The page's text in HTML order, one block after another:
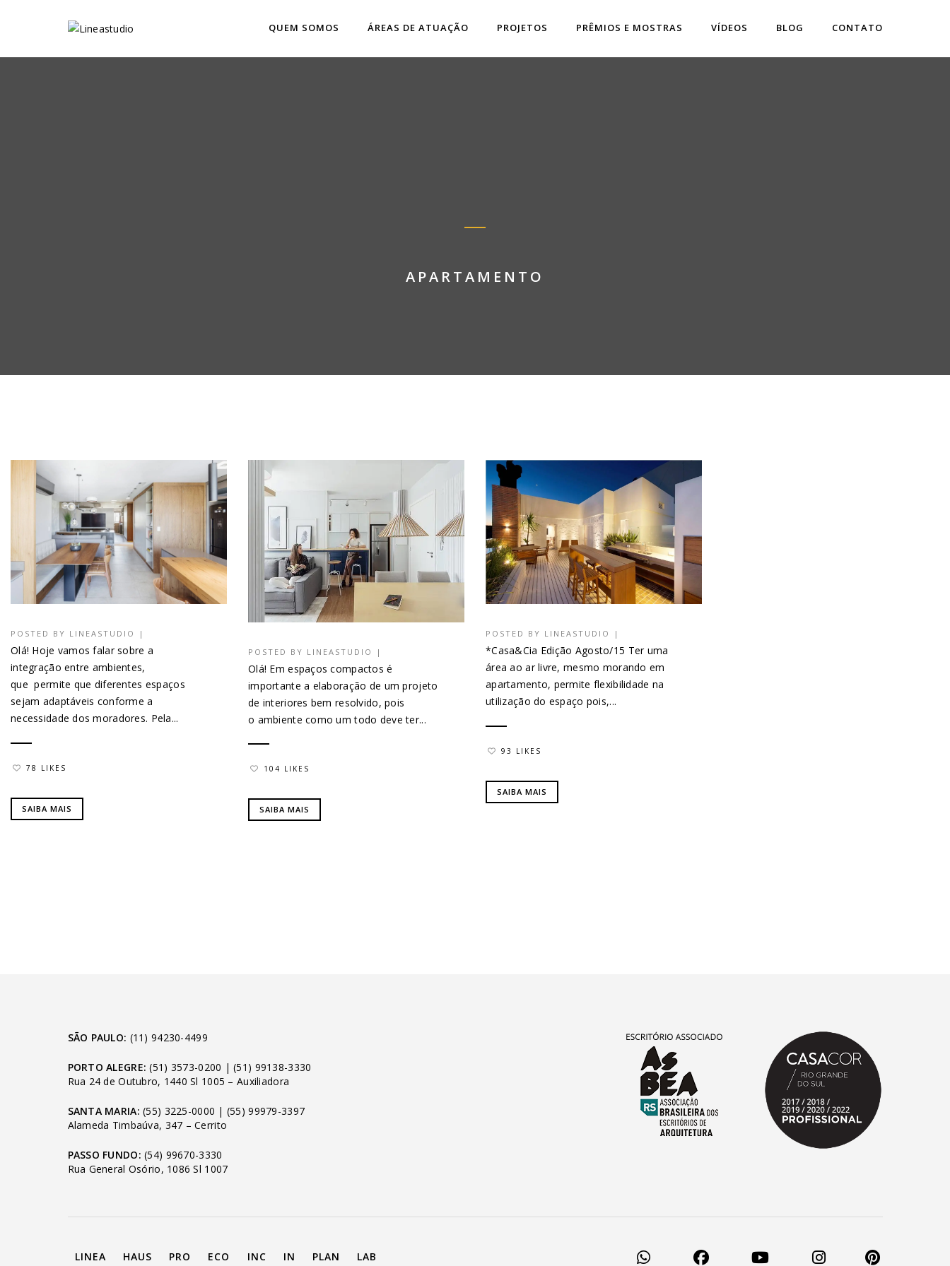
QUEM SOMOS ÁREAS DE ATUAÇÃO PROJETOS PRÊMIOS E MOSTRAS VÍDEOS BLOG CONTATO
APARTAMENTO
POSTED BY LINEASTUDIO |
Olá! Hoje vamos falar sobre a
integração entre ambientes,
que permite que diferentes espaços
sejam adaptáveis conforme a
necessidade dos moradores. Pela...
78 LIKES
SAIBA MAIS
POSTED BY LINEASTUDIO |
Olá! Em espaços compactos é
importante a elaboração de um projeto
de interiores bem resolvido, pois
o ambiente como um todo deve ter...
104 LIKES
SAIBA MAIS
POSTED BY LINEASTUDIO |
*Casa&Cia Edição Agosto/15 Ter uma
área ao ar livre, mesmo morando em
apartamento, permite flexibilidade na
utilização do espaço pois,...
93 LIKES
SAIBA MAIS
SÃO PAULO: (11) 94230-4499
PORTO ALEGRE: (51) 3573-0200 |(51) 99138-3330
Rua 24 de Outubro, 1440 Sl 1005 – Auxiliadora
SANTA MARIA: (55) 3225-0000 | (55) 99979-3397
Alameda Timbaúva, 347 – Cerrito
PASSO FUNDO: (54) 99670-3330
Rua General Osório, 1086 Sl 1007
LINEA HAUS PRO ECO INC IN PLAN LAB